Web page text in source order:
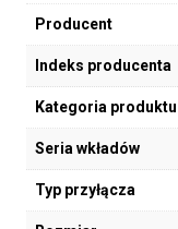
Producent
Indeks producenta
Kategoria produktu
Seria wkładów
Typ przyłącza